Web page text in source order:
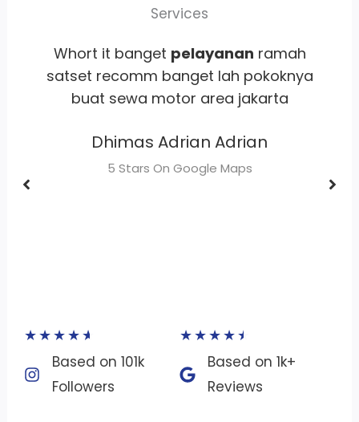
Services
Whort it banget pelayanan ramah
satset recomm banget lah pokoknya
buat sewa motor area jakarta
Dhimas Adrian Adrian
5 Stars On Google Maps
★★★★★
Based on 101k
Followers​
★★★★★
Based on 1k+
Reviews​